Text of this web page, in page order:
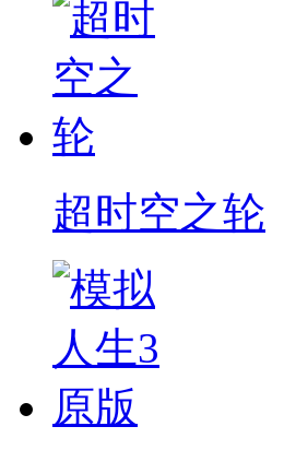
超时空之轮